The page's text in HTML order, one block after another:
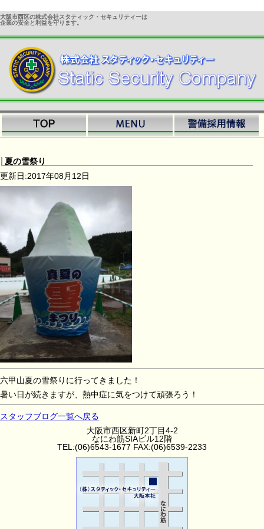
大阪市西区の株式会社スタティック・セキュリティーは
企業の安全と利益を守ります。
夏の雪祭り
更新日:2017年08月12日
六甲山夏の雪祭りに行ってきました！
暑い日が続きますが、熱中症に気をつけて頑張ろう！
スタッフブログ一覧へ戻る
大阪市西区新町2丁目4-2
なにわ筋SIAビル12階
TEL:(06)6543-1677 FAX:(06)6539-2233